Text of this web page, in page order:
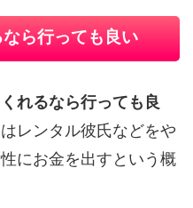
ら行っても良い
れるなら行っても良
レンタル彼氏などをや
にお金を出すという概